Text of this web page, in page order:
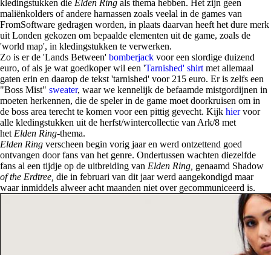
kledingstukken die Elden Ring als thema hebben. Het zijn geen
maliënkolders of andere harnassen zoals veelal in de games van
FromSoftware gedragen worden, in plaats daarvan heeft het dure merk
uit Londen gekozen om bepaalde elementen uit de game, zoals de
'world map', in kledingstukken te verwerken.
Zo is er de 'Lands Between' bomberjack voor een slordige duizend
euro, of als je wat goedkoper wil een 'Tarnished' shirt met allemaal
gaten erin en daarop de tekst 'tarnished' voor 215 euro. Er is zelfs een
"Boss Mist" sweater, waar we kennelijk de befaamde mistgordijnen in
moeten herkennen, die de speler in de game moet doorkruisen om in
de boss area terecht te komen voor een pittig gevecht. Kijk hiervoor
alle kledingstukken uit de herfst/wintercollectie van Ark/8 met
het Elden Ring-thema.
Elden Ring verscheen begin vorig jaar en werd ontzettend goed
ontvangen door fans van het genre. Ondertussen wachten diezelfde
fans al een tijdje op de uitbreiding van Elden Ring, genaamd Shadow
of the Erdtree, die in februari van dit jaar werd aangekondigd maar
waar inmiddels alweer acht maanden niet over gecommuniceerd is.